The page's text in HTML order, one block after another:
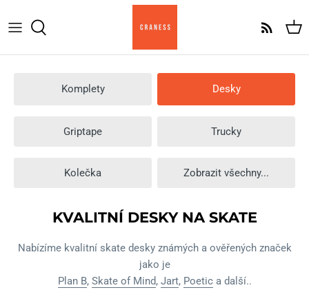
na
Komplety
Skate desky
Komplet Am
Komplet Pro
Komplet Cruiser
Komplety Desky
Griptape Trucky
Kolečka Zobrazit všechny...
KVALITNÍ DESKY NA SKATE
Nabízíme kvalitní skate desky známých a ověřených značek
jako je
Plan B, Skate of Mind, Jart, Poetica další..